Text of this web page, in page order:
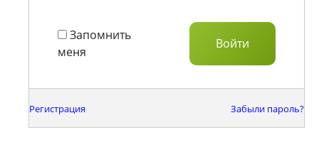
Запомнить
меня
Регистрация Забыли пароль?